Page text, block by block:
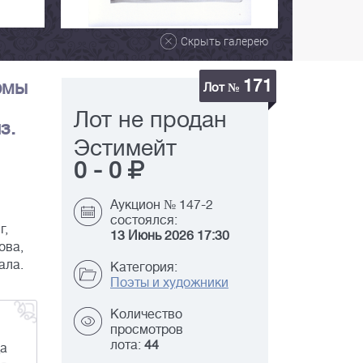
Скрыть галерею
Лот № 171
Лот не продан
Эстимейт
0 - 0
Аукцион № 147-2
состоялся:
13 Июнь 2026 17:30
Категория:
Поэты и художники
Количество
просмотров
лота: 44